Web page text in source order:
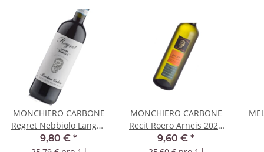
MONCHIERO CARBONE
Regret Nebbiolo Langhe
2023 DOC - 0,375 Liter
9,80 € *
MONCHIERO CARBONE
Recit Roero Arneis 2024
DOCG - 0,375 Liter
9,60 € *